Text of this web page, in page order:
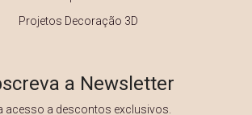
Projetos Decoração 3D
a Newsletter
acesso a descontos exclusivos.